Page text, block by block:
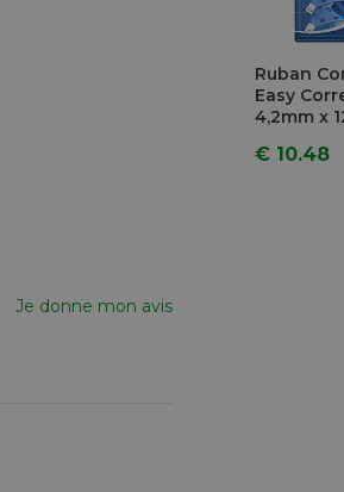
Ruban
Easy
4,2mm x
€ 10.48
Je donne mon avis